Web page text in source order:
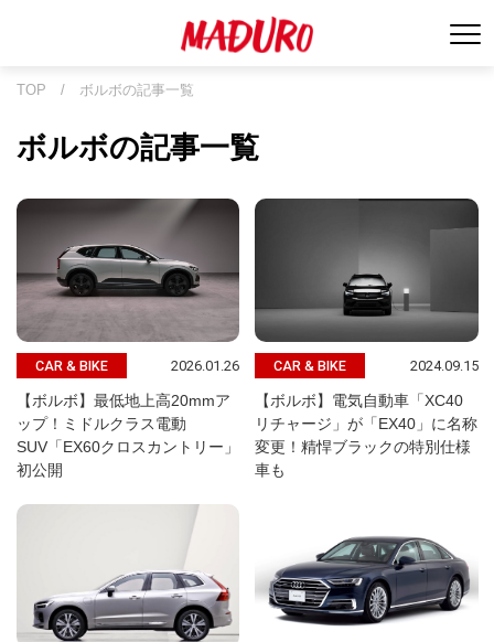
TOP / ボルボの記事一覧
ボルボの記事一覧
CAR & BIKE 2026.01.26
【ボルボ】最低地上高20mmア
ップ！ミドルクラス電動
SUV「EX60クロスカントリー」
初公開
CAR & BIKE 2024.09.15
【ボルボ】電気自動車「XC40
リチャージ」が「EX40」に名称
変更！精悍ブラックの特別仕様
車も